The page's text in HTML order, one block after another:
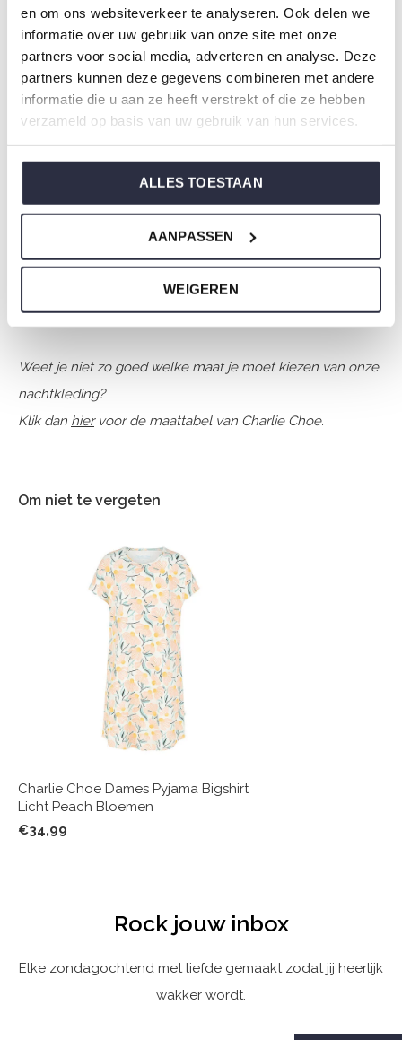
en om ons websiteverkeer te analyseren. Ook delen we
informatie over uw gebruik van onze site met onze
partners voor social media, adverteren en analyse. Deze
partners kunnen deze gegevens combineren met andere
informatie die u aan ze heeft verstrekt of die ze hebben
verzameld op basis van uw gebruik van hun services.
ALLES TOESTAAN
AANPASSEN
WEIGEREN
Merk: Charlie Choe
Seizoen: Spring/Summer 2026
Thema: N Amalfi Coast
Collectie: Dames
Pyjama's
Geslacht: Dames
Kleur: Light peach
Samenstelling: 50% Cotton/ 50% Modal
Artikelnummer: N59140-38
De nachtkleding van Charlie Choe is gemaakt van
heerlijke zachte stoffen en heeft een perfecte pasvorm.
Weet je niet zo goed welke maat je moet kiezen van onze
nachtkleding?
Klik dan hiervoor de maattabel van Charlie Choe.
Om niet te vergeten
Charlie Choe Dames Pyjama Bigshirt
Licht Peach Bloemen
€34,99
Rock jouw inbox
Elke zondagochtend met liefde gemaakt zodat jij heerlijk
wakker wordt.